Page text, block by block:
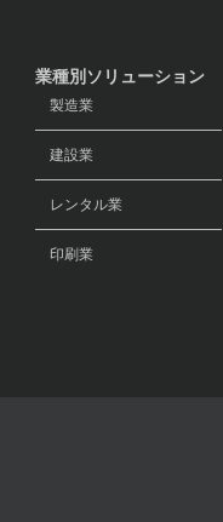
業種別ソリューション
製造業
建設業
レンタル業
印刷業